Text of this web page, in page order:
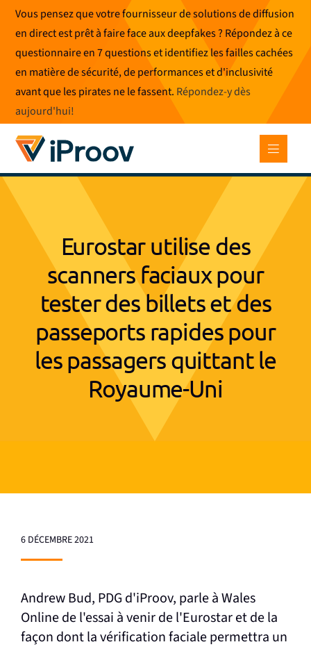
Skip
content
Vous pensez que votre fournisseur de solutions de diffusion
en direct est prêt à faire face aux deepfakes ? Répondez à ce
questionnaire en 7 questions et identifiez les failles cachées
en matière de sécurité, de performances et d'inclusivité
avant que les pirates ne le fassent. Répondez-y dès
aujourd'hui!
Eurostar utilise des
scanners faciaux pour
tester des billets et des
passeports rapides pour
les passagers quittant le
Royaume-Uni
6 DÉCEMBRE 2021
Andrew Bud, PDG d'iProov, parle à Wales
Online de l'essai à venir de l'Eurostar et de la
façon dont la vérification faciale permettra un